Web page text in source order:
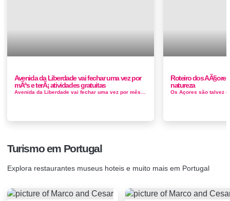
Avenida da Liberdade vai fechar uma vez por
mÃªs e terÃ¡ atividades gratuitas
Roteiro dos
natureza
Turismo em Portugal
Explora restaurantes museus hoteis e muito mais em Portugal